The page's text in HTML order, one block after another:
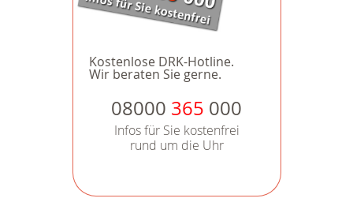
Kostenlose DRK-Hotline.
Wir beraten Sie gerne.
08000 365 000
Infos für Sie kostenfrei
rund um die Uhr